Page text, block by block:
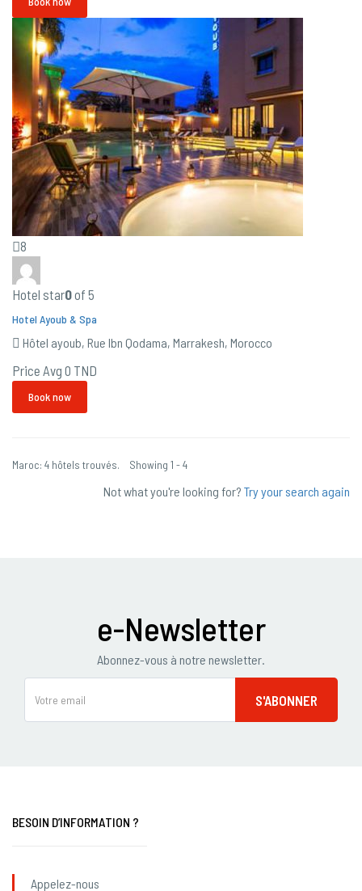
8
Hotel star0of 5
Hotel Ayoub & Spa
Hôtel ayoub, Rue Ibn Qodama, Marrakesh, Morocco
Price Avg 0 TND
Book now
Maroc: 4 hôtels trouvés. Showing 1 - 4
Not what you're looking for? Try your search again
e-Newsletter
Abonnez-vous à notre newsletter.
BESOIN D’INFORMATION ?
Appelez-nous